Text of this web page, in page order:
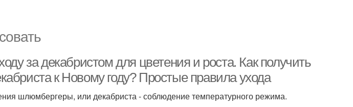
за декабристом для цветения и роста. Как получить
к Новому году? Простые правила ухода
шлюмбергеры, или декабриста - соблюдение температурного режима.